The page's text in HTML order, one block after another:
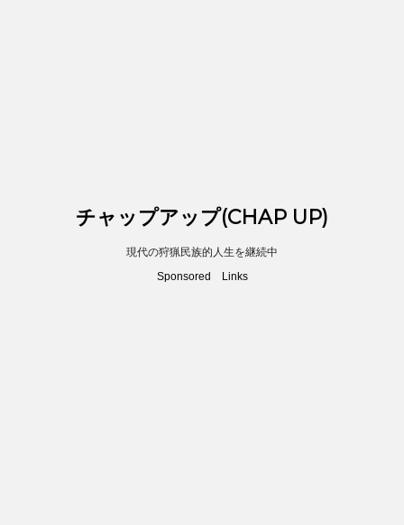
チャップアップ(CHAP UP)
現代の狩猟民族的人生を継続中
Sponsored Links